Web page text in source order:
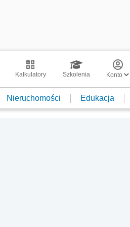
Kalkulatory Szkolenia Konto
Nieruchomości Edukacja